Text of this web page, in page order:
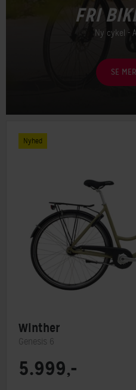
FRI
Ny cykel -
SE
Nyhed
Winther
Genesis 6
Steltype
5.999,-